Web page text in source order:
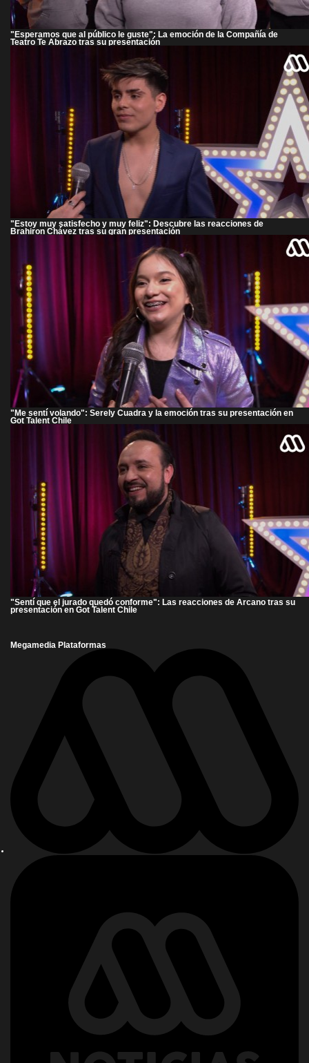
"Esperamos que al público le guste": La emoción de la Compañía de
Teatro Te Abrazo tras su presentación
"Estoy muy satisfecho y muy feliz": Descubre las reacciones de
Brahiron Chávez tras su gran presentación
"Me sentí volando": Serely Cuadra y la emoción tras su presentación en
Got Talent Chile
"Sentí que el jurado quedó conforme": Las reacciones de Arcano tras su
presentación en Got Talent Chile
Megamedia Plataformas